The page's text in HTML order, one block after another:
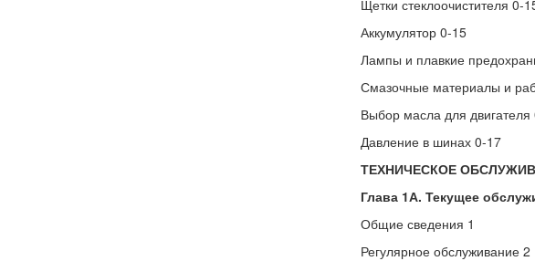
Щетки стеклоочистителя 0-
Аккумулятор 0-15
Лампы и плавкие
Смазочные материалы и
Выбор масла для двигателя
Давление в шинах 0-17
ТЕХНИЧЕСКОЕ
Глава 1А. Текущее
Общие сведения 1
Регулярное обслуживание 2